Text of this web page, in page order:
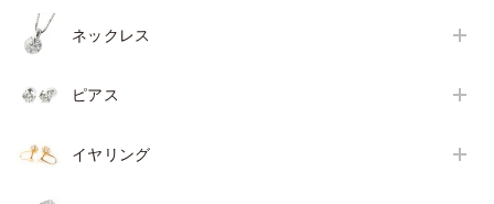
ネックレス
ピアス
イヤリング